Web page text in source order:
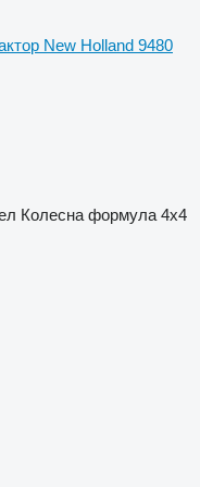
New Holland 9480
Колесна формула 4x4